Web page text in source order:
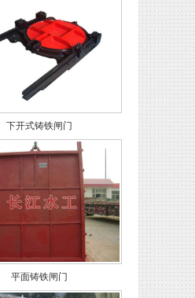
下开式铸铁闸门
平面铸铁闸门